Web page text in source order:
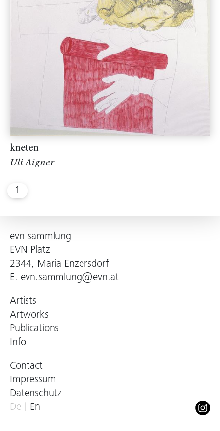
kneten
Uli Aigner
1
evn sammlung
EVN Platz
2344, Maria Enzersdorf
E. evn.sammlung@evn.at
Artists
Artworks
Publications
Info
Contact
Impressum
Datenschutz
De
En